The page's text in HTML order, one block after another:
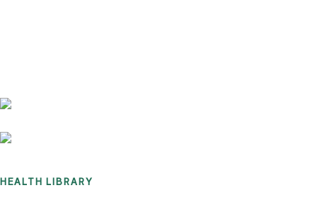
HEALTH LIBRARY